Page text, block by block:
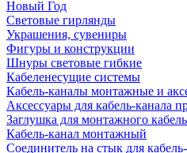
Новый Год
Световые гирлянды
Украшения, сувениры
Фигуры и конструкции
Шнуры световые гибкие
Кабеленесущие системы
Кабель-каналы монтажные и
Аксессуары для кабель-канала
Заглушка для монтажного
Кабель-канал монтажный
Соединитель на стык для